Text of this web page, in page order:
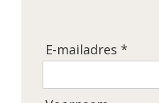
E-mailadres *